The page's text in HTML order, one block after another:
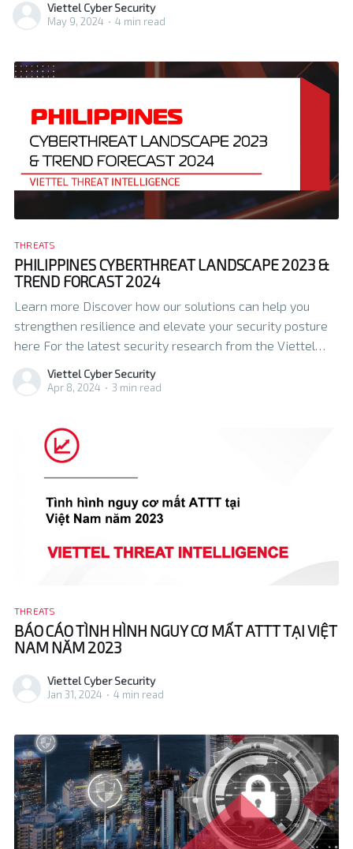
Viettel Cyber Security
May 9, 2024 • 4 min read
THREATS
PHILIPPINES CYBERTHREAT LANDSCAPE 2023 &
TREND FORCAST 2024
Learn more Discover how our solutions can help you
strengthen resilience and elevate your security posture
here For the latest security research from the Viettel
Cyber Security Experts and Threat Intelligence
community, check out our Blog. To get notified about new
Viettel Cyber Security
Apr 8, 2024 • 3 min read
THREATS
BÁO CÁO TÌNH HÌNH NGUY CƠ MẤT ATTT TẠI VIỆT
NAM NĂM 2023
Viettel Cyber Security
Jan 31, 2024 • 4 min read